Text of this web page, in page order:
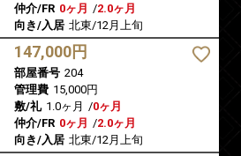
仲介/FR 0ヶ月 /2.0ヶ月
向き/入居 北東/12月上旬
147,000円
部屋番号 204
管理費 15,000円
敷/礼 1.0ヶ月 /0ヶ月
仲介/FR 0ヶ月 /2.0ヶ月
向き/入居 北東/12月上旬